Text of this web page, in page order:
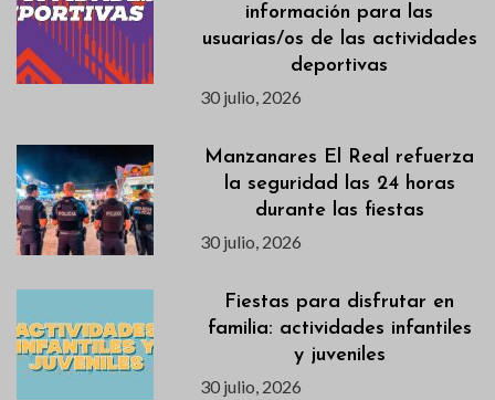
información para las
usuarias/os de las actividades
deportivas
30 julio, 2026
Manzanares El Real refuerza
la seguridad las 24 horas
durante las fiestas
30 julio, 2026
Fiestas para disfrutar en
familia: actividades infantiles
y juveniles
30 julio, 2026